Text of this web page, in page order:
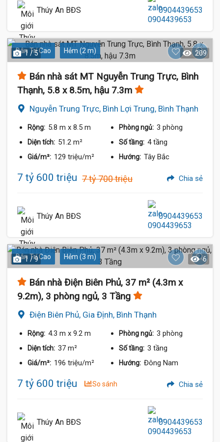
Thúy An BĐS 0904439653
Dân Trí Cao Hẻm (2 m)
1 / 5 209
Bán nhà sát MT Nguyễn Trung Trực, Bình
Thạnh, 5.8 x 8.5m, hậu 7.3m
Nguyễn Trung Trực, Bình Lợi Trung, Bình Thạnh
Rộng: 5.8 m x 8.5 m Phòng ngủ: 3 phòng
Diện tích: 51.2 m² Số tầng: 4 tầng
Giá/m²: 129 triệu/m² Hướng: Tây Bắc
7 tỷ 600 triệu 7 tỷ 700 triệu Chia sẻ
Thúy An BĐS 0904439653
Dân Trí Cao Hẻm (3 m)
1 / 9 6
Bán nhà Điện Biên Phủ, 37 m² (4.3m x
9.2m), 3 phòng ngủ, 3 Tầng
Điện Biên Phủ, Gia Định, Bình Thạnh
Rộng: 4.3 m x 9.2 m Phòng ngủ: 3 phòng
Diện tích: 37 m² Số tầng: 3 tầng
Giá/m²: 196 triệu/m² Hướng: Đông Nam
7 tỷ 600 triệu So sánh Chia sẻ
Thúy An BĐS 0904439653